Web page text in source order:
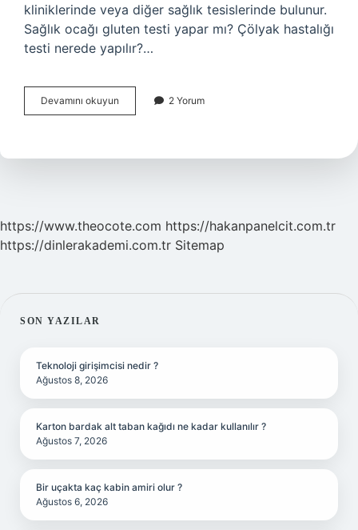
kliniklerinde veya diğer sağlık tesislerinde bulunur.
Sağlık ocağı gluten testi yapar mı? Çölyak hastalığı
testi nerede yapılır?…
Devamını okuyun
Testi
Bölüme
2 Yorum
https://www.theocote.com https://hakanpanelcit.com.tr
https://dinlerakademi.com.tr Sitemap
SIDEBAR
SON YAZILAR
Teknoloji girişimcisi nedir ?
Ağustos 8, 2026
Karton bardak alt taban kağıdı ne kadar kullanılır ?
Ağustos 7, 2026
Bir uçakta kaç kabin amiri olur ?
Ağustos 6, 2026